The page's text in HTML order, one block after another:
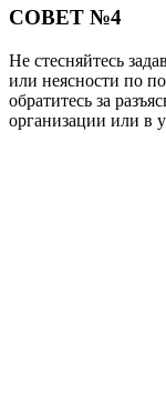
СОВЕТ №4
Не стесняйтесь
или неясности по
обратитесь за
организации или в